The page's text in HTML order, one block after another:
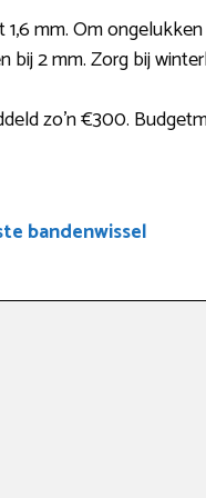
mm. Om
bij 2 mm. Zorg bij
zo’n €300.
bandenwissel